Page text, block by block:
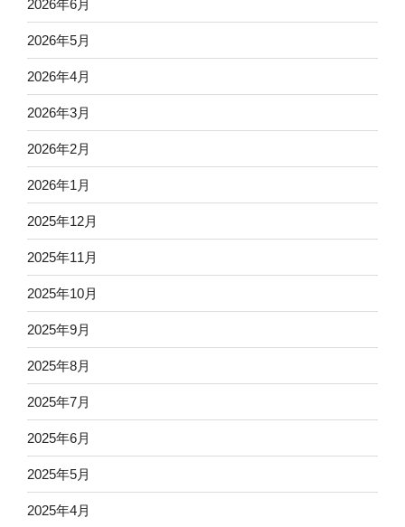
2026年6月
2026年5月
2026年4月
2026年3月
2026年2月
2026年1月
2025年12月
2025年11月
2025年10月
2025年9月
2025年8月
2025年7月
2025年6月
2025年5月
2025年4月